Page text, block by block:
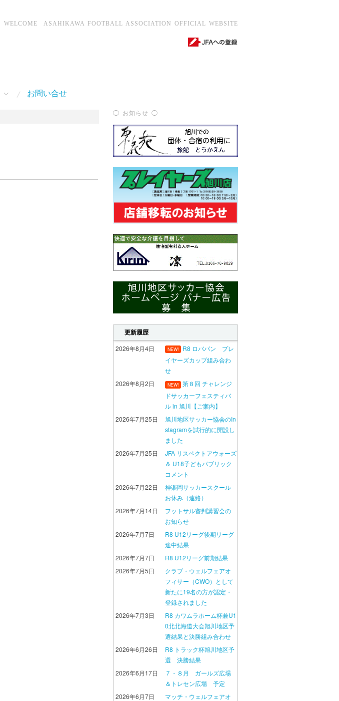
WELCOME ASAHIKAWA FOOTBALL ASSOCIATION OFFICIAL WEBSITE
お問い合せ
◯ お知らせ ◯
更新履歴
2026年8月4日 NEW!
R8 ロバパン プレ
イヤーズカップ組み合わ
せ
2026年8月2日
NEW!
第８回 チャレンジ
ドサッカーフェスティバ
ル in 旭川【ご案内】
2026年7月25日
旭川地区サッカー協会のIn
stagramを試行的に開設し
ました
2026年7月25日
JFA リスペクトアウォーズ
＆ U18子どもパブリック
コメント
2026年7月22日
神楽岡サッカースクール
お休み（連絡）
2026年7月14日
フットサル審判講習会の
お知らせ
2026年7月7日
R8 U12リーグ後期リーグ
途中結果
2026年7月7日
R8 U12リーグ前期結果
2026年7月5日
クラブ・ウェルフェアオ
フィサー（CWO）として
新たに19名の方が認定・
登録されました
2026年7月3日
R8 カワムラホーム杯兼U1
0北北海道大会旭川地区予
選結果と決勝組み合わせ
2026年6月26日
R8 トラック杯旭川地区予
選 決勝結果
2026年6月17日
７・８月 ガールズ広場
＆トレセン広場 予定
2026年6月7日
マッチ・ウェルフェアオ